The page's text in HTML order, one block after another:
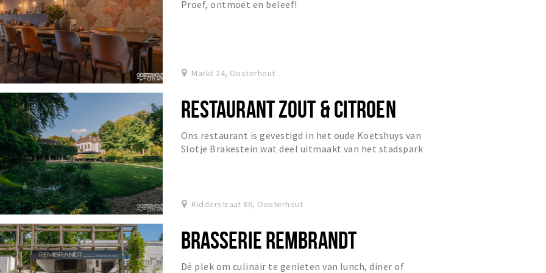
Proef, ontmoet en beleef!
Markt 24, Oosterhout
RESTAURANT ZOUT & CITROEN
Ons restaurant is gevestigd in het oude Koetshuys van
Slotje Brakestein wat deel uitmaakt van het stadspark
Ridderstraat 86, Oosterhout
BRASSERIE REMBRANDT
Dé plek om culinair te genieten van lunch, diner of